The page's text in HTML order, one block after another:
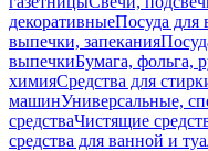
декоративныеПосуда для
выпечки, запекания
выпечкиБумага, фольга,
химияСредства для
машинУниверсальные,
средстваЧистящие
средства для ванной и